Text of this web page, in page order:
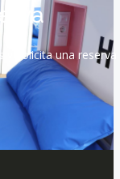
solicita una